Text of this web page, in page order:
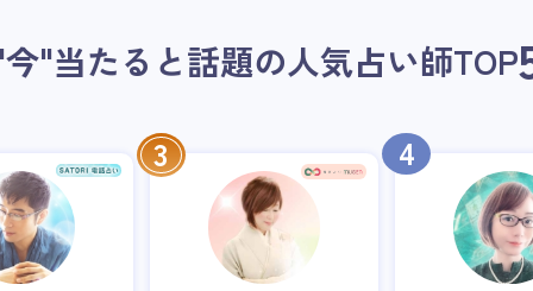
"当たると話題の人気占い師TOP
3 4